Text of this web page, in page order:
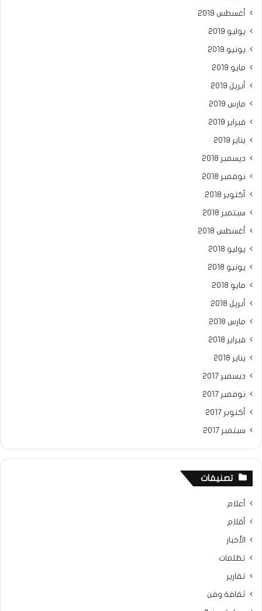
أغسطس 2019
يوليو 2019
يونيو 2019
مايو 2019
أبريل 2019
مارس 2019
فبراير 2019
يناير 2019
ديسمبر 2018
نوفمبر 2018
أكتوبر 2018
سبتمبر 2018
أغسطس 2018
يوليو 2018
يونيو 2018
مايو 2018
أبريل 2018
مارس 2018
فبراير 2018
يناير 2018
ديسمبر 2017
نوفمبر 2017
أكتوبر 2017
سبتمبر 2017
تصنيفات
أعلام
أقلام
الأخبار
تظلمات
تقارير
ثقافة وفن